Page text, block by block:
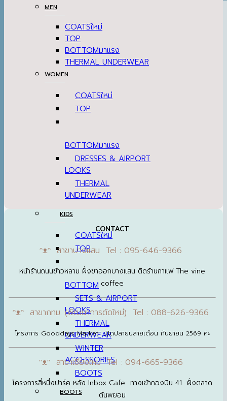
MEN
COATS
TOP
BOTTOM
THERMAL UNDERWEAR
WOMEN
COATS
TOP
BOTTOM
DRESSES & AIRPORT
LOOKS
THERMAL
UNDERWEAR
KIDS
COATS
TOP
BOTTOM
SETS & AIRPORT
LOOKS
THERMAL
UNDERWEAR
WINTER
ACCESSORIES
BOOTS
BOOTS
CONTACT
ᵔᴥᵔ สาขาบางแสน Tel : 095-646-9366
หน้าร้านถนนข้าวหลาม ฝั่งขาออกบางแสน ติดร้านกาแฟ The vine
coffee
ᵔᴥᵔ สาขากทม. (พัฒนาการตัดใหม่) Tel : 088-626-9366
โครงการ Gooddays Market เปิดปลายปลายเดือน กันยายน 2569 ค่ะ
ᵔᴥᵔ สาขาเชียงใหม่ Tel : 094-665-9366
โครงการสี่หนึ่งปาร์ค หลัง Inbox Cafe ทางเข้ากองบิน 41 ฝั่งตลาด
ต้นพยอม